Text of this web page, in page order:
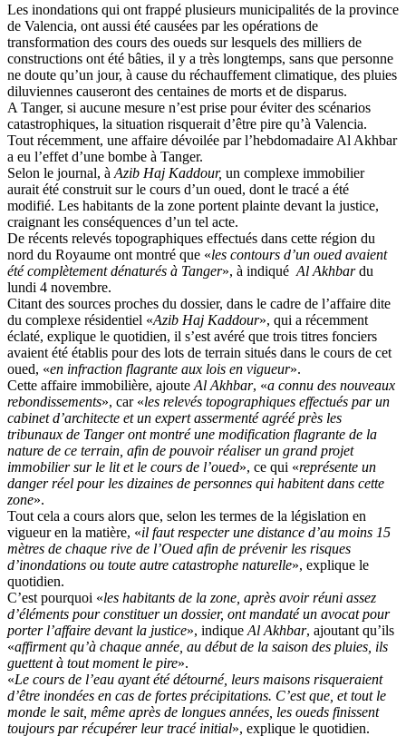
Les inondations qui ont frappé plusieurs municipalités de la province
de Valencia, ont aussi été causées par les opérations de
transformation des cours des oueds sur lesquels des milliers de
constructions ont été bâties, il y a très longtemps, sans que personne
ne doute qu’un jour, à cause du réchauffement climatique, des pluies
diluviennes causeront des centaines de morts et de disparus.
A Tanger, si aucune mesure n’est prise pour éviter des scénarios
catastrophiques, la situation risquerait d’être pire qu’à Valencia.
Tout récemment, une affaire dévoilée par l’hebdomadaire Al Akhbar
a eu l’effet d’une bombe à Tanger.
Selon le journal, à Azib Haj Kaddour, un complexe immobilier
aurait été construit sur le cours d’un oued, dont le tracé a été
modifié. Les habitants de la zone portent plainte devant la justice,
craignant les conséquences d’un tel acte.
De récents relevés topographiques effectués dans cette région du
nord du Royaume ont montré que «les contours d’un oued avaient
été complètement dénaturés à Tanger», à indiqué Al Akhbardu
lundi 4 novembre.
Citant des sources proches du dossier, dans le cadre de l’affaire dite
du complexe résidentiel «Azib Haj Kaddour», qui a récemment
éclaté, explique le quotidien, il s’est avéré que trois titres fonciers
avaient été établis pour des lots de terrain situés dans le cours de cet
oued, «en infraction flagrante aux lois en vigueur».
Cette affaire immobilière, ajoute Al Akhbar, «a connu des nouveaux
rebondissements», car «les relevés topographiques effectués par un
cabinet d’architecte et un expert assermenté agréé près les
tribunaux de Tanger ont montré une modification flagrante de la
nature de ce terrain, afin de pouvoir réaliser un grand projet
immobilier sur le lit et le cours de l’oued», ce qui «représente un
danger réel pour les dizaines de personnes qui habitent dans cette
zone».
Tout cela a cours alors que, selon les termes de la législation en
vigueur en la matière, «il faut respecter une distance d’au moins 15
mètres de chaque rive de l’Oued afin de prévenir les risques
d’inondations ou toute autre catastrophe naturelle», explique le
quotidien.
C’est pourquoi «les habitants de la zone, après avoir réuni assez
d’éléments pour constituer un dossier, ont mandaté un avocat pour
porter l’affaire devant la justice», indique Al Akhbar, ajoutant qu’ils
«affirment qu’à chaque année, au début de la saison des pluies, ils
guettent à tout moment le pire».
«Le cours de l’eau ayant été détourné, leurs maisons risqueraient
d’être inondées en cas de fortes précipitations. C’est que, et tout le
monde le sait, même après de longues années, les oueds finissent
toujours par récupérer leur tracé initial», explique le quotidien.